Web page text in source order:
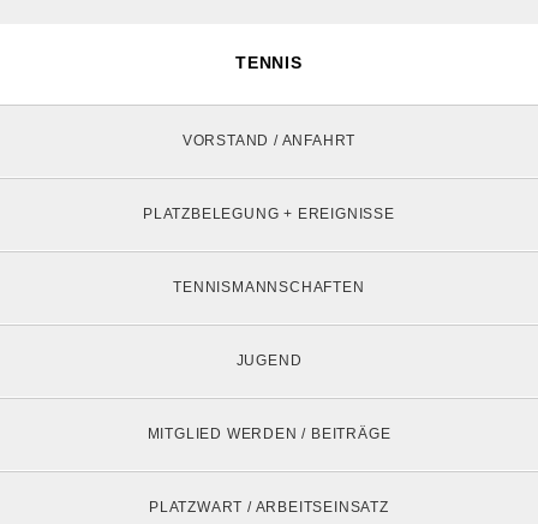
TENNIS
VORSTAND / ANFAHRT
PLATZBELEGUNG + EREIGNISSE
TENNISMANNSCHAFTEN
JUGEND
MITGLIED WERDEN / BEITRÄGE
PLATZWART / ARBEITSEINSATZ